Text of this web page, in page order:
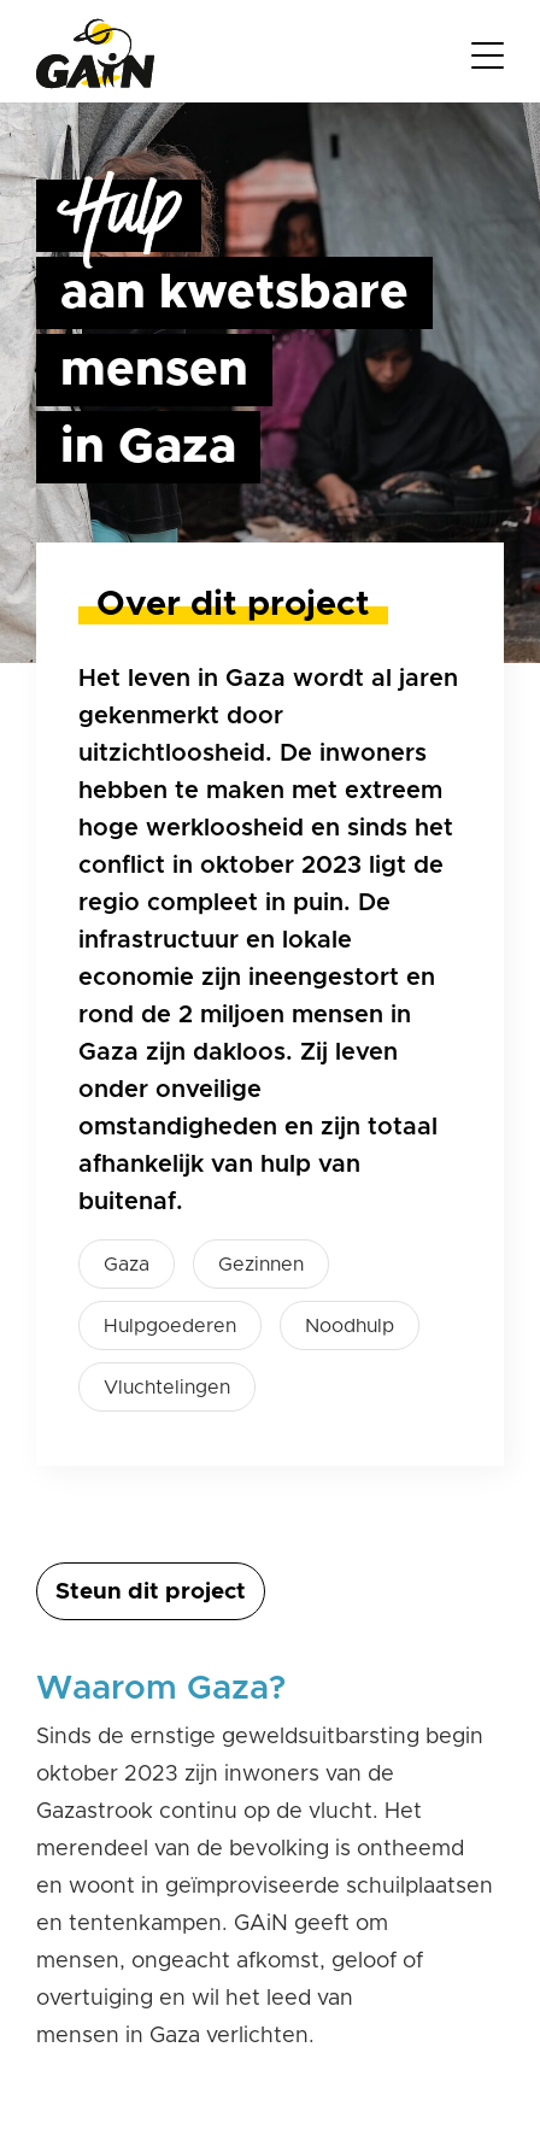
Hulp
aan kwetsbare
mensen
in Gaza
Over dit project
Het leven in Gaza wordt al jaren
gekenmerkt door
uitzichtloosheid. De inwoners
hebben te maken met extreem
hoge werkloosheid en sinds het
conflict in oktober 2023 ligt de
regio compleet in puin. De
infrastructuur en lokale
economie zijn ineengestort en
rond de 2 miljoen mensen in
Gaza zijn dakloos. Zij leven
onder onveilige
omstandigheden en zijn totaal
afhankelijk van hulp van
buitenaf.
Gaza Gezinnen
Hulpgoederen Noodhulp
Vluchtelingen
Steun dit project
Waarom Gaza?
Sinds de ernstige geweldsuitbarsting begin
oktober 2023 zijn inwoners van de
Gazastrook continu op de vlucht. Het
merendeel van de bevolking is ontheemd
en woont in geïmproviseerde schuilplaatsen
en tentenkampen. GAiN geeft om
mensen, ongeacht afkomst, geloof of
overtuiging en wil het leed van
mensen in Gaza verlichten.